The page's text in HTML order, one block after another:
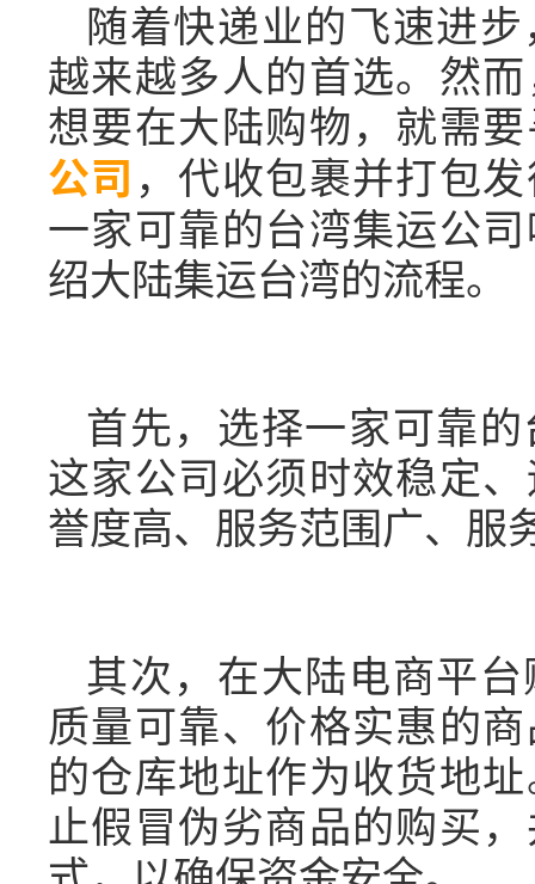
随着快递业的飞速进
越来越多人的首选。然
想要在大陆购物，就需
公司 ，代收包裹并打包
一家可靠的台湾集运公
绍大陆集运台湾的流程。
首先，选择一家可靠
这家公司必须时效稳定
誉度高、服务范围广、服
其次，在大陆电商平
质量可靠、价格实惠的
的仓库地址作为收货地
止假冒伪劣商品的购买